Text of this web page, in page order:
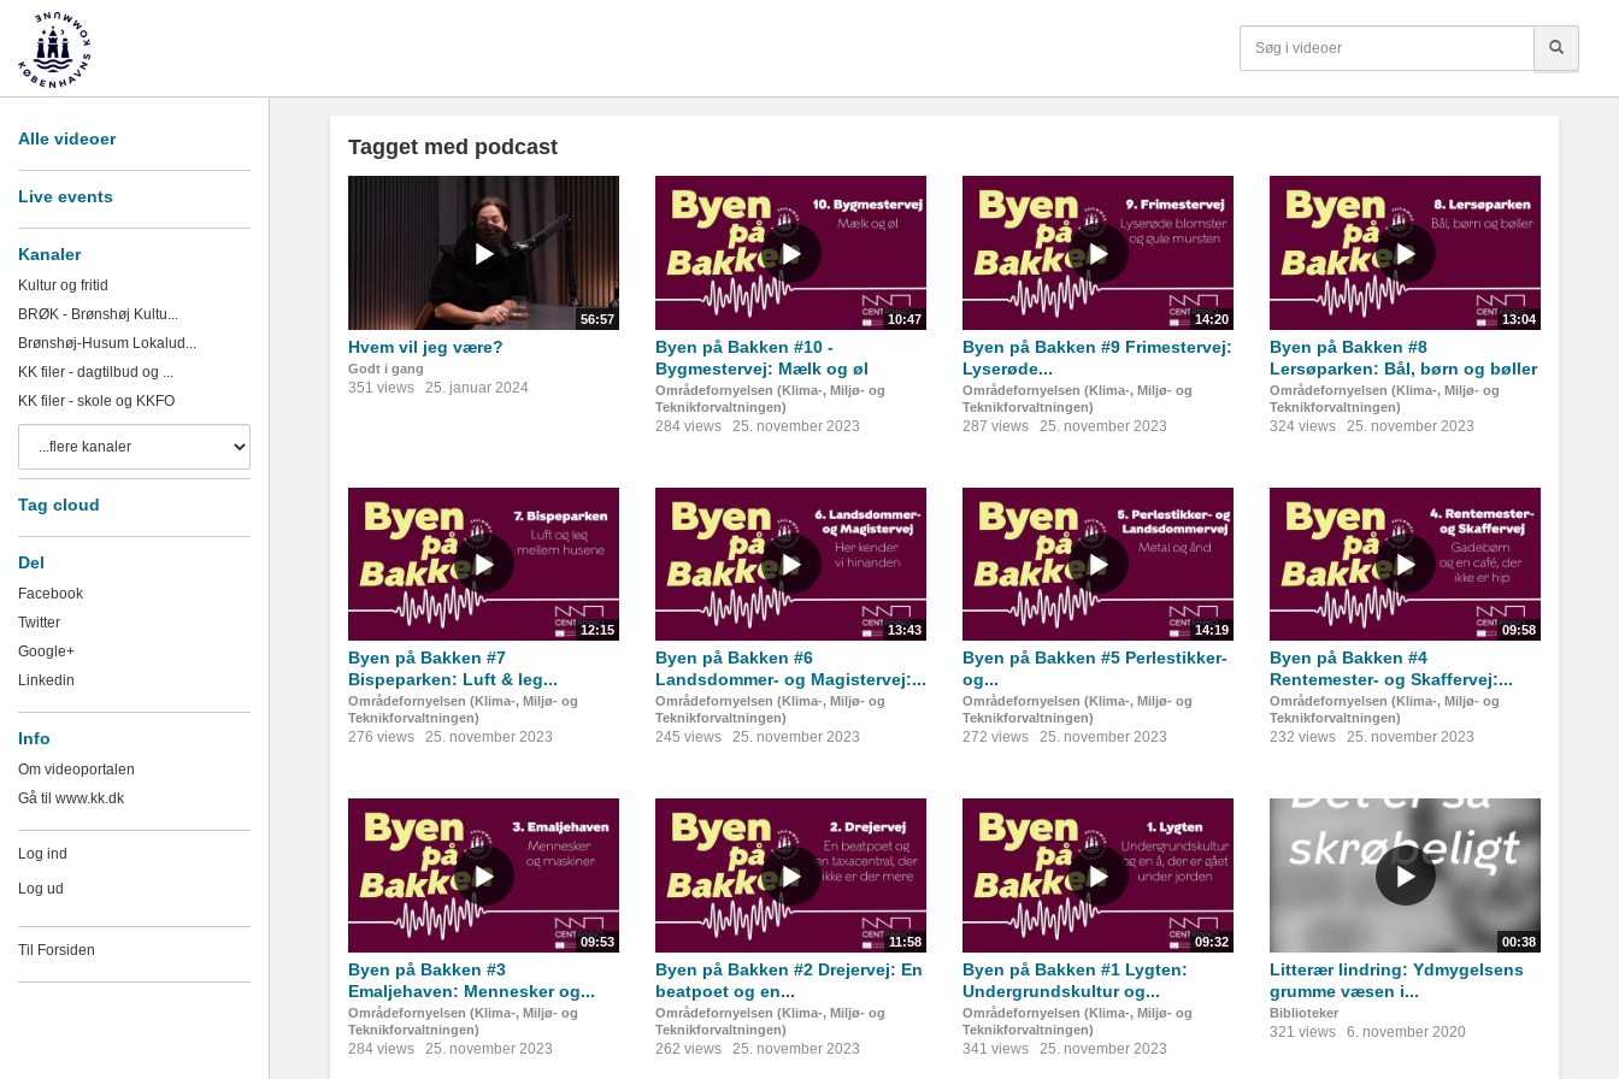
Alle videoer
Live events
Kanaler
Kultur og fritid
BRØK - Brønshøj Kultu...
Brønshøj-Husum Lokalud...
KK filer - dagtilbud og ...
KK filer - skole og KKFO
Tag cloud
Del
Facebook
Twitter
Google+
Linkedin
Info
Om videoportalen
Gå til www.kk.dk
Log ind
Log ud
Til Forsiden
Tagget med podcast
56:57
Hvem vil jeg være?
Godt i gang
351 views 25. januar 2024
10:47
Byen på Bakken #10 -
Bygmestervej: Mælk og øl
Områdefornyelsen (Klima-, Miljø- og
Teknikforvaltningen)
284 views 25. november 2023
14:20
Byen på Bakken #9 Frimestervej:
Lyserøde...
Områdefornyelsen (Klima-, Miljø- og
Teknikforvaltningen)
287 views 25. november 2023
13:04
Byen på Bakken #8
Lersøparken: Bål, børn og bøller
Områdefornyelsen (Klima-, Miljø- og
Teknikforvaltningen)
324 views 25. november 2023
12:15
Byen på Bakken #7
Bispeparken: Luft & leg...
Områdefornyelsen (Klima-, Miljø- og
Teknikforvaltningen)
276 views 25. november 2023
13:43
Byen på Bakken #6
Landsdommer- og Magistervej:...
Områdefornyelsen (Klima-, Miljø- og
Teknikforvaltningen)
245 views 25. november 2023
14:19
Byen på Bakken #5 Perlestikker-
og...
Områdefornyelsen (Klima-, Miljø- og
Teknikforvaltningen)
272 views 25. november 2023
09:58
Byen på Bakken #4
Rentemester- og Skaffervej:...
Områdefornyelsen (Klima-, Miljø- og
Teknikforvaltningen)
232 views 25. november 2023
09:53
Byen på Bakken #3
Emaljehaven: Mennesker og...
Områdefornyelsen (Klima-, Miljø- og
Teknikforvaltningen)
284 views 25. november 2023
11:58
Byen på Bakken #2 Drejervej: En
beatpoet og en...
Områdefornyelsen (Klima-, Miljø- og
Teknikforvaltningen)
262 views 25. november 2023
09:32
Byen på Bakken #1 Lygten:
Undergrundskultur og...
Områdefornyelsen (Klima-, Miljø- og
Teknikforvaltningen)
341 views 25. november 2023
00:38
Litterær lindring: Ydmygelsens
grumme væsen i...
Biblioteker
321 views 6. november 2020